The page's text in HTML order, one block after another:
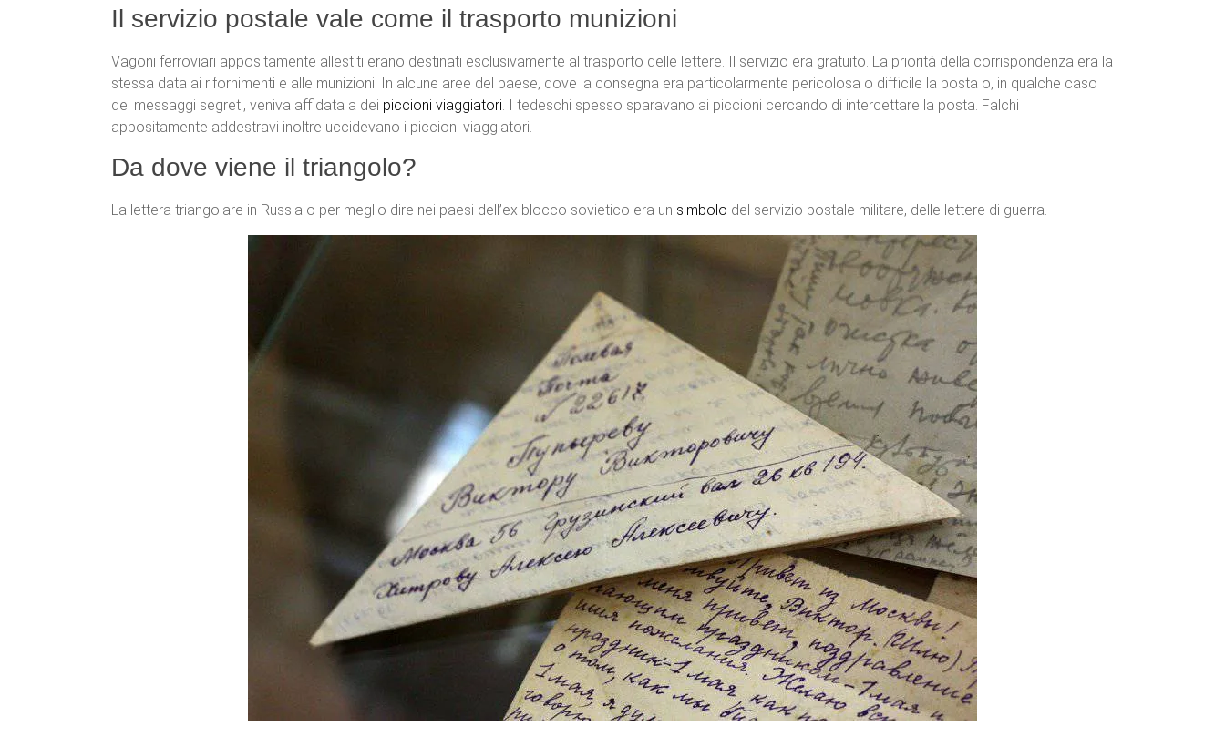
Il servizio postale vale come il trasporto munizioni
Vagoni ferroviari appositamente allestiti erano destinati esclusivamente al trasporto delle lettere. Il servizio era gratuito. La priorità della corrispondenza era la
stessa data ai rifornimenti e alle munizioni. In alcune aree del paese, dove la consegna era particolarmente pericolosa o difficile la posta o, in qualche caso
dei messaggi segreti, veniva affidata a dei piccioni viaggiatori. I tedeschi spesso sparavano ai piccioni cercando di intercettare la posta. Falchi
appositamente addestravi inoltre uccidevano i piccioni viaggiatori.
Da dove viene il triangolo?
La lettera triangolare in Russia o per meglio dire nei paesi dell’ex blocco sovietico era un simbolo del servizio postale militare, delle lettere di guerra.